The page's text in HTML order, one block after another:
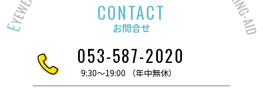
CONTACT
お問合せ
053-587-2020
9:30～19:00 （年中無休）